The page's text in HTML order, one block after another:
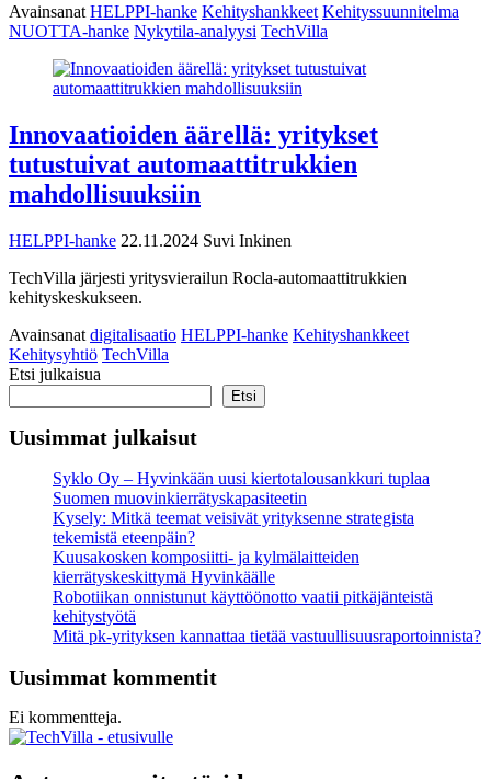
Avainsanat HELPPI-hanke Kehityshankkeet Kehityssuunnitelma
NUOTTA-hanke Nykytila-analyysi TechVilla
Innovaatioiden äärellä: yritykset
tutustuivat automaattitrukkien
mahdollisuuksiin
HELPPI-hanke 22.11.2024 Suvi Inkinen
TechVilla järjesti yritysvierailun Rocla-automaattitrukkien
kehityskeskukseen.
Avainsanat digitalisaatio HELPPI-hanke Kehityshankkeet
Kehitysyhtiö TechVilla
Etsi julkaisua
Etsi
Uusimmat julkaisut
Syklo Oy – Hyvinkään uusi kiertotalousankkuri tuplaa
Suomen muovinkierrätyskapasiteetin
Kysely: Mitkä teemat veisivät yrityksenne strategista
tekemistä eteenpäin?
Kuusakosken komposiitti- ja kylmälaitteiden
kierrätyskeskittymä Hyvinkäälle
Robotiikan onnistunut käyttöönotto vaatii pitkäjänteistä
kehitystyötä
Mitä pk-yrityksen kannattaa tietää vastuullisuus­raportoinnista?
Uusimmat kommentit
Ei kommentteja.